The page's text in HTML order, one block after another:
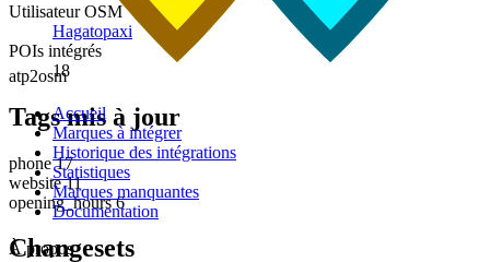
atp2osm
Accueil
Marques à intégrer
Historique des intégrations
Statistiques
Marques manquantes
Documentation
À propos
Utilisateur OSM
Hagatopaxi
POIs intégrés
18
Tags mis à jour
phone 17
website 11
opening_hours 6
Changesets